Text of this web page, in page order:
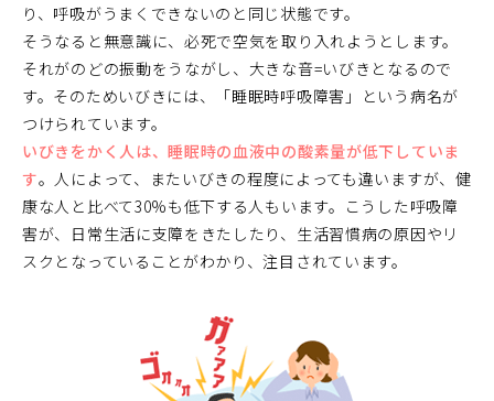
り、呼吸がうまくできないのと同じ状態です。
そうなると無意識に、必死で空気を取り入れようとします。
それがのどの振動をうながし、大きな音=いびきとなるので
す。そのためいびきには、「睡眠時呼吸障害」という病名が
つけられています。
いびきをかく人は、睡眠時の血液中の酸素量が低下していま
す。人によって、またいびきの程度によっても違いますが、健
康な人と比べて30%も低下する人もいます。こうした呼吸障
害が、日常生活に支障をきたしたり、生活習慣病の原因やリ
スクとなっていることがわかり、注目されています。